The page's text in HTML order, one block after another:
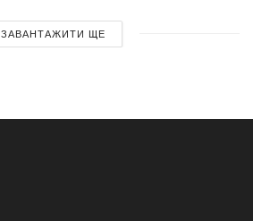
ЗАВАНТАЖИТИ ЩЕ